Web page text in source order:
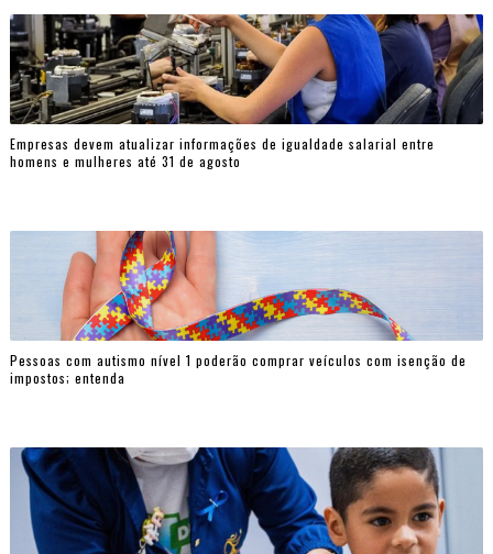
Empresas devem atualizar informações de igualdade salarial entre
homens e mulheres até 31 de agosto
Pessoas com autismo nível 1 poderão comprar veículos com isenção de
impostos; entenda